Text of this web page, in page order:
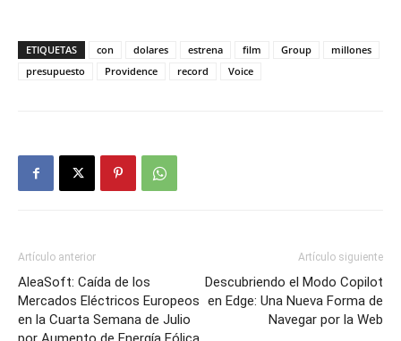
ETIQUETAS con dolares estrena film Group
millones
presupuesto
Providence record Voice
Artículo anterior
AleaSoft: Caída de los
Mercados Eléctricos Europeos
en la Cuarta Semana de Julio
Artículo siguiente
Descubriendo el Modo Copilot
en Edge: Una Nueva Forma de
Navegar por la Web